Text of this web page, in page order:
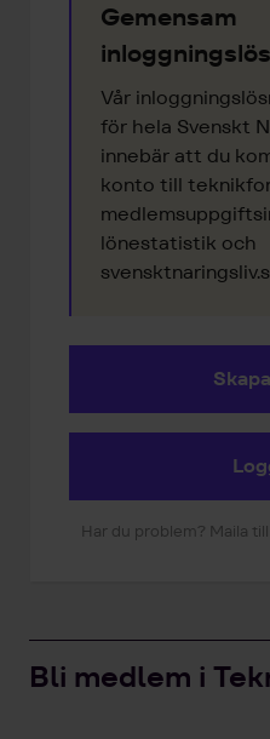
Gemensam
Vår
för hela Svenskt
innebär att du
konto till
lönestatistik och
Har du problem? Maila till
Bli medlem i